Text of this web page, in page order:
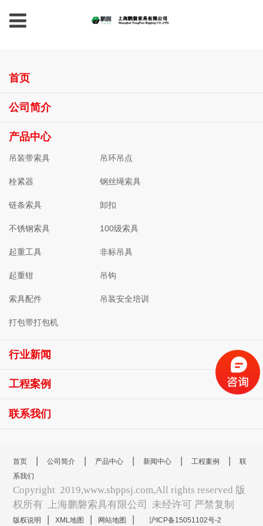
首页
公司简介
产品中心
吊装带索具 吊环吊点
栓紧器 钢丝绳索具
链条索具 卸扣
不锈钢索具 100级索具
起重工具 非标吊具
起重钳 吊钩
索具配件 吊装安全培训
打包带打包机
行业新闻
工程案例
联系我们
首页| 公司简介 产品中心 新闻中心| 工程案例
联
系我们
Copyright 2019,www.shppsj.com,All rights reserved 版
权所有 上海鹏磐索具有限公司 未经许可 严禁复制
版权说明 XML地图 网站地图 沪ICP备15051102号-2